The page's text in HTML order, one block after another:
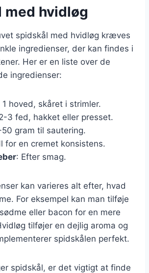
med hvidløg
spidskål med hvidløg kræves
ingredienser, der kan findes i
Her er en liste over de
ingredienser:
1 hoved, skåret i strimler.
3 fed, hakket eller presset.
gram til sautering.
for en cremet konsistens.
: Efter smag.
kan varieres alt efter, hvad
For eksempel kan man tilføje
eller bacon for en mere
tilføjer en dejlig aroma og
spidskålen perfekt.
spidskål, er det vigtigt at finde